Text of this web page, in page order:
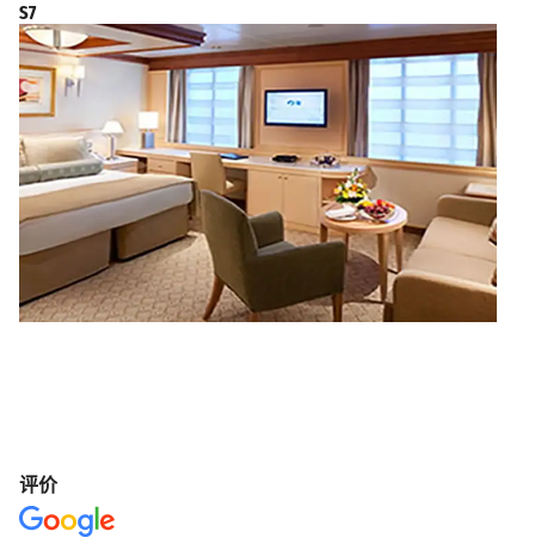
S7
评价